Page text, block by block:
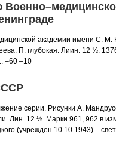
академии имени С. М.
П. глубокая. Лиин. 12 ½.
–60 –10
серии. Рисунки А.
Лин. 12 ½. Марки 961, 962 в
(учрежден 10.10.1943) –